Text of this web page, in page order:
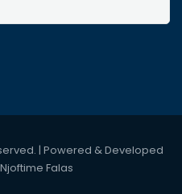
| Powered & Developed
Njoftime Falas